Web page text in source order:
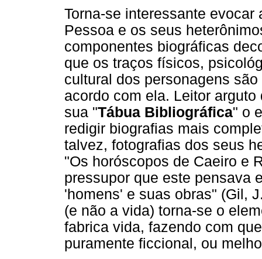
Torna-se interessante
Pessoa e os seus
componentes biográficas
que os traços físicos,
cultural dos personagens
acordo com ela. Leitor
sua "Tábua Bibliográfica" o
redigir biografias mais
talvez, fotografias dos seus
"Os horóscopos de Caeiro e
pressupor que este pensava
'homens' e suas obras" (Gil,
(e não a vida) torna-se o
fabrica vida, fazendo com
puramente ficcional, ou